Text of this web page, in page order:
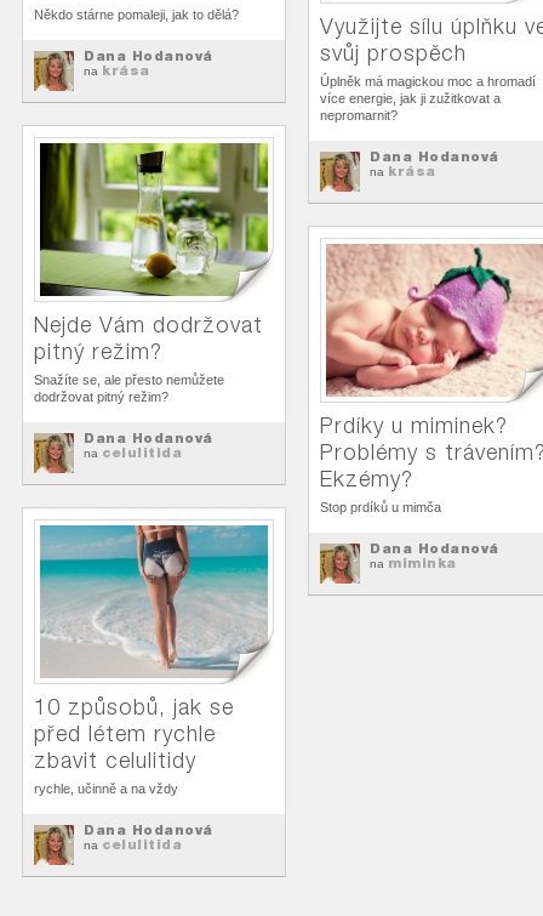
Někdo stárne pomaleji, jak to dělá?
Dana Hodanová
na krása
Využijte sílu úplňku
svůj prospěch
Úplněk má magickou moc a hromadí
více energie, jak ji zužitkovat a
nepromarnit?
Dana Hodanová
na krása
Nejde Vám dodržovat
pitný režim?
Snažíte se, ale přesto nemůžete
dodržovat pitný režim?
Dana Hodanová
na celulitida
Prdíky u miminek?
Problémy s
Ekzémy?
Stop prdíků u mimča
Dana Hodanová
na miminka
10 způsobů, jak se
před létem rychle
zbavit celulitidy
rychle, učinně a na vždy
Dana Hodanová
na celulitida